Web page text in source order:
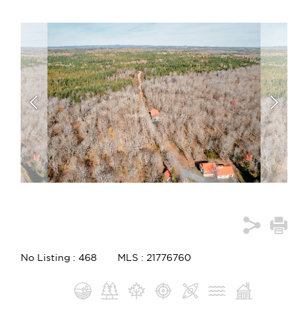
No Listing : 468 MLS : 21776760